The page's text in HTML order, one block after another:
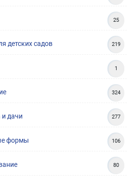
25
детских садов 219
1
324
дачи 277
формы 106
80